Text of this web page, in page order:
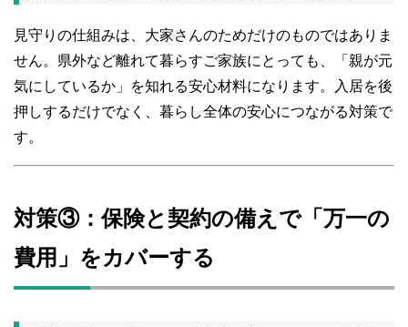
見守りの仕組みは、大家さんのためだけのものではありま
せん。県外など離れて暮らすご家族にとっても、「親が元
気にしているか」を知れる安心材料になります。入居を後
押しするだけでなく、暮らし全体の安心につながる対策で
す。
対策③：保険と契約の備えで「万一の
費用」をカバーする